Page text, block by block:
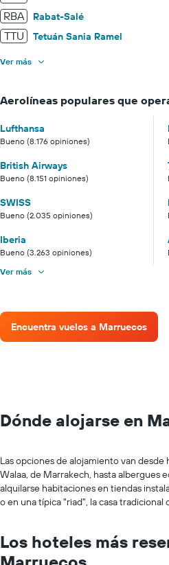
RBA Rabat-Salé
TTU Tetuán Sania Ramel
Ver más
Aerolíneas populares que
Lufthansa
Bueno (8.176 opiniones)
British Airways
Bueno (8.151 opiniones)
SWISS
Bueno (2.035 opiniones)
Iberia
Bueno (3.263 opiniones)
Ver más
Encuentra vuelos a Marruecos
Dónde alojarse en
Las opciones de alojamiento van desde
Walaa, de Marrakech, hasta albergues
alquilarse habitaciones en tiendas
o en una típica "riad", la casa tradicional
Los hoteles más